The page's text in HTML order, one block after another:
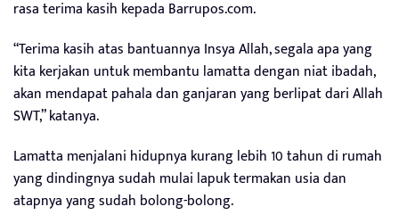
rasa terima kasih kepada Barrupos.com.
“Terima kasih atas bantuannya Insya Allah, segala apa yang
kita kerjakan untuk membantu lamatta dengan niat ibadah,
akan mendapat pahala dan ganjaran yang berlipat dari Allah
SWT,” katanya.
Lamatta menjalani hidupnya kurang lebih 10 tahun di rumah
yang dindingnya sudah mulai lapuk termakan usia dan
atapnya yang sudah bolong-bolong.